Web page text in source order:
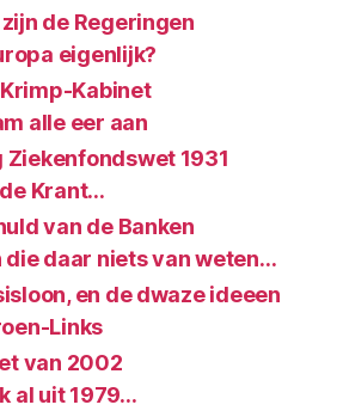
de Regeringen
eigenlijk?
Kabinet
alle eer aan
Ziekenfondswet 1931
Krant…
van de Banken
die daar niets van weten…
en de dwaze ideeen
Links
van 2002
al uit 1979…